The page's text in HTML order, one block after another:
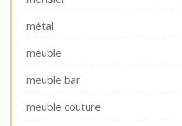
métal
meuble
meuble bar
meuble couture